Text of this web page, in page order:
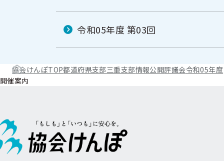
令和05年度 第03回
協会けんぽTOP都道府県支部三重支部情報公開評議会令和05年度
開催案内